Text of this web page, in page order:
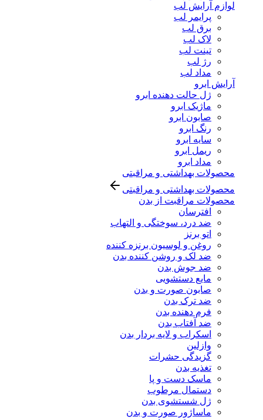
لوازم آرایش لب
پرایمر لب
برق لب
لاک لب
تینت لب
رژ لب
مداد لب
آرایش ابرو
ژل حالت دهنده ابرو
ماژیک ابرو
صابون ابرو
رنگ ابرو
سایه ابرو
ریمل ابرو
مداد ابرو
محصولات بهداشتی و مراقبتی
محصولات بهداشتی و مراقبتی
محصولات مراقبت از بدن
افترسان
ضد درد، سوختگی و التهاب
اتو برنز
روغن و لوسیون برنزه کننده
ضد لک و روشن کننده بدن
ضد جوش بدن
مایع دستشویی
صابون صورت و بدن
ضد ترک بدن
فرم دهنده بدن
ضد آفتاب بدن
اسکراب و لایه بردار بدن
وازلین
گزیدگی حشرات
تغذیه بدن
ماسک دست و پا
دستمال مرطوب
ژل شستشوی بدن
ماساژور صورت و بدن